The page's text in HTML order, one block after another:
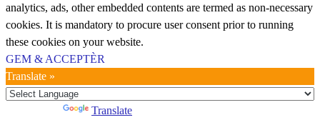
analytics, ads, other embedded contents are termed as non-necessary
cookies. It is mandatory to procure user consent prior to running
these cookies on your website.
GEM & ACCEPTÈR
Translate »
Translate